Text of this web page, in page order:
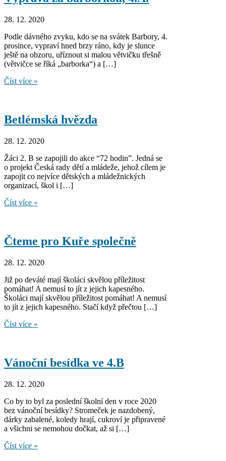
28. 12. 2020
Podle dávného zvyku, kdo se na svátek Barbory, 4.
prosince, vypraví hned brzy ráno, kdy je slunce
ještě na obzoru, uříznout si malou větvičku třešně
(větvičce se říká „barborka“) a […]
Výprava
Číst více »
Betlémská hvězda
28. 12. 2020
Žáci 2. B se zapojili do akce “72 hodin”. Jedná se
o projekt Česká rady dětí a mládeže, jehož cílem je
zapojit co nejvíce dětských a mládežnických
organizací, škol i […]
Betlémská
Číst více »
Čteme pro Kuře společně
28. 12. 2020
Již po deváté mají školáci skvělou příležitost
pomáhat! A nemusí to jít z jejich kapesného.
Školáci mají skvělou příležitost pomáhat! A nemusí
to jít z jejich kapesného. Stačí když přečtou […]
Čteme
Číst více »
Vánoční besídka ve 4.B
28. 12. 2020
Co by to byl za poslední školní den v roce 2020
bez vánoční besídky? Stromeček je nazdobený,
dárky zabalené, koledy hrají, cukroví je připravené
a všichni se nemohou dočkat, až si […]
Vánoční
Číst více »